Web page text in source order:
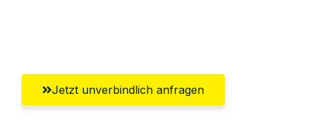
Jetzt unverbindlich anfragen